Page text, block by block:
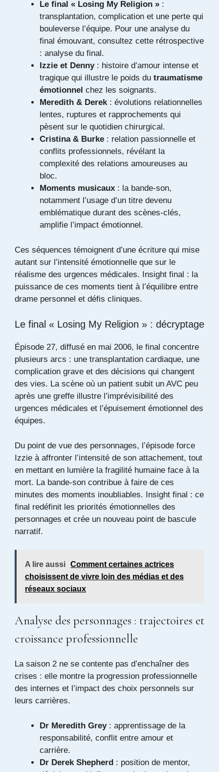
Le final « Losing My Religion » :
transplantation, complication et une perte qui
bouleverse l’équipe. Pour une analyse du
final émouvant, consultez cette rétrospective
: analyse du final.
Izzie et Denny: histoire d’amour intense et
tragique qui illustre le poids du traumatisme
émotionnel chez les soignants.
Meredith & Derek: évolutions relationnelles
lentes, ruptures et rapprochements qui
pèsent sur le quotidien chirurgical.
Cristina & Burke : relation passionnelle et
conflits professionnels, révélant la
complexité des relations amoureuses au
bloc.
Moments musicaux : la bande-son,
notamment l’usage d’un titre devenu
emblématique durant des scènes-clés,
amplifie l’impact émotionnel.
Ces séquences témoignent d’une écriture qui mise
autant sur l’intensité émotionnelle que sur le
réalisme des urgences médicales. Insight final : la
puissance de ces moments tient à l’équilibre entre
drame personnel et défis cliniques.
Le final « Losing My Religion » : décryptage
Épisode 27, diffusé en mai 2006, le final concentre
plusieurs arcs : une transplantation cardiaque, une
complication grave et des décisions qui changent
des vies. La scène où un patient subit un AVC peu
après une greffe illustre l’imprévisibilité des
urgences médicales et l’épuisement émotionnel des
équipes.
Du point de vue des personnages, l’épisode force
Izzie à affronter l’intensité de son attachement, tout
en mettant en lumière la fragilité humaine face à la
mort. La bande-son contribue à faire de ces
minutes des moments inoubliables. Insight final : ce
final redéfinit les priorités émotionnelles des
personnages et crée un nouveau point de bascule
narratif.
A lire aussi Comment certaines actrices
choisissent de vivre loin des médias et des
réseaux sociaux
Analyse des personnages : trajectoires et
croissance professionnelle
La saison 2 ne se contente pas d’enchaîner des
crises : elle montre la progression professionnelle
des internes et l’impact des choix personnels sur
leurs carrières.
Dr Meredith Grey: apprentissage de la
responsabilité, conflit entre amour et
carrière.
Dr Derek Shepherd : position de mentor,